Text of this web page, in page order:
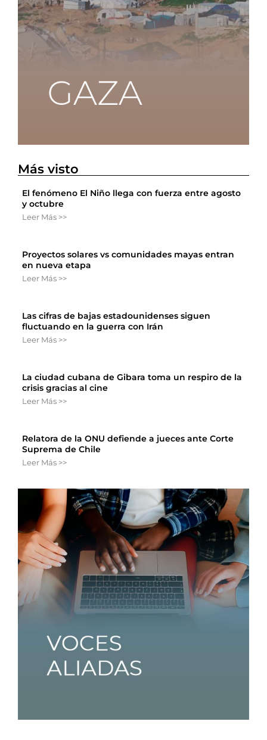
Más visto
El fenómeno El Niño llega con fuerza entre agosto
y octubre
Leer Más >>
Proyectos solares vs comunidades mayas entran
en nueva etapa
Leer Más >>
Las cifras de bajas estadounidenses siguen
fluctuando en la guerra con Irán
Leer Más >>
La ciudad cubana de Gibara toma un respiro de la
crisis gracias al cine
Leer Más >>
Relatora de la ONU defiende a jueces ante Corte
Suprema de Chile
Leer Más >>